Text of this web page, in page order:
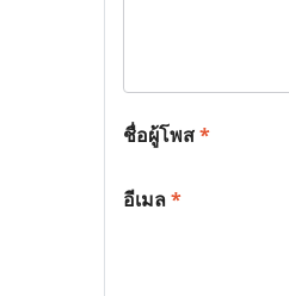
ชื่อผู้โพส*
อีเมล*